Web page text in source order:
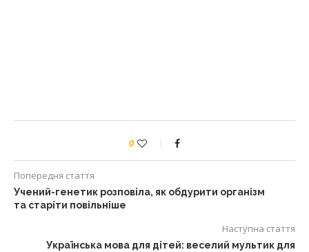
0
Попередня стаття
Учений-генетик розповіла, як обдурити організм
та старіти повільніше
Наступна стаття
Українська мова для дітей: веселий мультик для